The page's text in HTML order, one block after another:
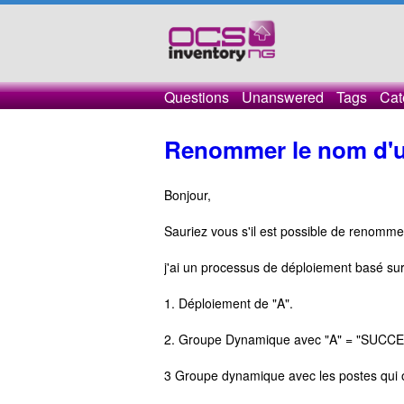
Questions Unanswered Tags
Renommer le nom
Bonjour,
Sauriez vous s'il est possible de
j'ai un processus de déploiement basé
1. Déploiement de "A".
2. Groupe Dynamique avec "A" =
3 Groupe dynamique avec les postes